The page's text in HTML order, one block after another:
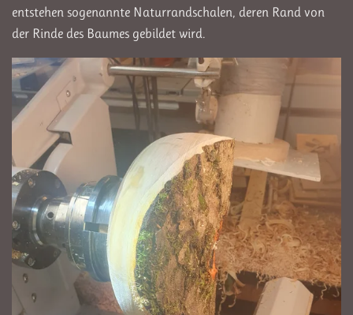
entstehen sogenannte Naturrandschalen, deren Rand von
der Rinde des Baumes gebildet wird.